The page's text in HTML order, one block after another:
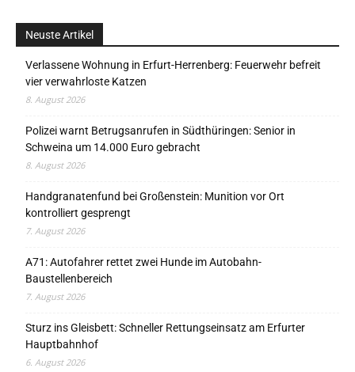
Neuste Artikel
Verlassene Wohnung in Erfurt-Herrenberg: Feuerwehr befreit
vier verwahrloste Katzen
8. August 2026
Polizei warnt Betrugsanrufen in Südthüringen: Senior in
Schweina um 14.000 Euro gebracht
8. August 2026
Handgranatenfund bei Großenstein: Munition vor Ort
kontrolliert gesprengt
7. August 2026
A71: Autofahrer rettet zwei Hunde im Autobahn-
Baustellenbereich
7. August 2026
Sturz ins Gleisbett: Schneller Rettungseinsatz am Erfurter
Hauptbahnhof
6. August 2026